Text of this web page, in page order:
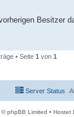
Besitzer
• Seite 1 von 1
Server Status
phpBB Limited • Hostet